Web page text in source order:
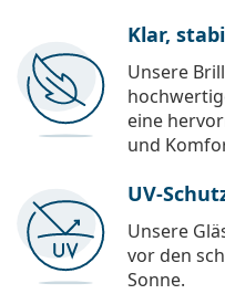
Klar,
Unsere
eine
und
UV-
Unsere
vor den
Sonne.